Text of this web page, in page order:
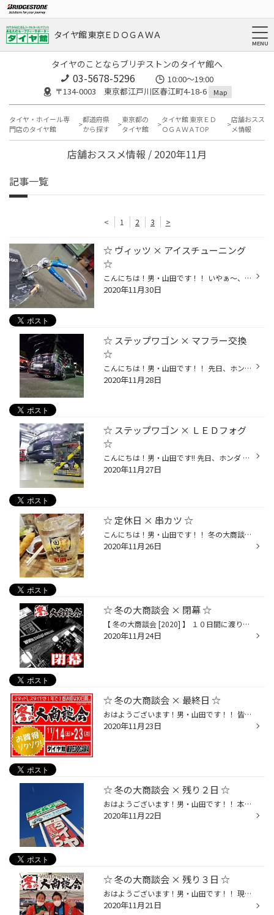
タイヤ館 東京ＥＤＯＧＡＷＡ
タイヤのことならブリヂストンのタイヤ館へ
03-5678-5296
10:00～19:00
〒134-0003 東京都江戸川区春江町4-18-6
Map
タイヤ・ホイール専
門店のタイヤ館
都道府県
から探す
東京都の
タイヤ館
タイヤ館 東京ＥＤ
ＯＧＡＷＡTOP
店舗おスス
メ情報
店舗おススメ情報 / 2020年11月
記事一覧
< 1 2 3 >
☆ ヴィッツ × アイスチューニング
☆
こんにちは！男・山田です！！ いやぁ～、皆さん！ いよいよ寒くなって来ましたね☆ 風邪には十分注意をして、 体を冷やさない様にしましょうね♪♪ ...が、しかーーーしｯ!! お車は冷やした方が調子良いんです☆(￣ー￣)v そう！巷で噂の [ アイスチューニング ] ☆☆ ・アイスワイヤー ・アイスフューズ ...
2020年11月30日
☆ ステップワゴン × マフラー交換
☆
こんにちは！男・山田です！！ 先日、ホンダ ステップワゴンの 【 マフラー交換 】 をさせて頂きました☆ 今回は...☆☆ アフェクションさんの商品!! [ 左右４本出しマフラー ] をお選び頂きました☆(^^)/ お取付前も社外マフラー装着車でしたが、 『 リアにもう少し迫力が欲しい。 』 との、オーナー様...
2020年11月28日
☆ ステップワゴン × ＬＥＤフォグ
☆
こんにちは！男・山田です!! 先日、ホンダ ステップワゴンの 【 フォグランプ交換 】 をさせて頂きました☆(^^)/ 今回も！ベロフさんの人気商品☆☆ 【 TransRay Neo 】 を オススメさせて頂きました!!(^^)/ 最近は、ホワイト or イエローに 切替えが出来る商品が非常に人気です☆ しかーもｯ！！ 両色と...
2020年11月27日
☆ 定休日 × 串カツ ☆
こんにちは！男・山田です！！ 冬の大商談会も無事終了し、 何だか久しぶりに " 普通 " の投稿です☆笑 昨日はお休みを頂いておりましたので、 【 串カツ田中 [ 西葛西店 ] 】さんに おじゃましてきました!!(^^)/ それこそセール期間中は ず～っと気を張っておりましたので、 久しぶりにゆっくり呑み...
2020年11月26日
☆ 冬の大商談会 × 閉幕 ☆
【 冬の大商談会 [2020] 】 １０日間に渡り開催させて頂きました 『 冬の大商談会 』 ですが、 昨日、お陰様で大盛況のうちに閉幕いたしました。 期間中ご来店頂きました皆さま、 また、ご協力頂きました各メーカー様 本当にありがとうございました!! 私は今、" 祭 "を終えた後特有の 『 何だか寂し...
2020年11月24日
☆ 冬の大商談会 × 最終日 ☆
おはようございます！男・山田です！！ 皆さん、いよいよｯ!! 【 冬の大商談会 [ 2020 ] 】は、 本日が最終日となります!! 長い様でアッという間だった１０日間☆ 沢山の皆さまにご来店頂き、 本当にありがたい限りであります☆☆ 最終日の本日も！ スタッフ一同全力で " 祭 " を 盛り上げて参りますの...
2020年11月23日
☆ 冬の大商談会 × 残り２日 ☆
おはようございます！男・山田です！！ 本日も天候に恵まれ、 雲一つ無い！清々しい朝ですね☆(￣ー￣)v ...よく見ると一つだけ雲有ります。笑 現在開催させて頂いております、 【 冬の大商談会 [ 2020 ] 】も、 いよいよあと２日となりました!! スタッドレスタイヤがメインの 冬の大商談会！！ 皆さ...
2020年11月22日
☆ 冬の大商談会 × 残り３日 ☆
おはようございます！男・山田です！！ 現在、絶賛開催中の！ 【 冬の大商談会 [ 2020 ] 】 ですが、 いよいよ残す所３日となりましたー!! っと言う事でｯ！！ レッドブルで気合注入しましたー!!(￣ー￣)v [ 春の周年祭 ] [ 冬の大商談会 ] と 年に２回だけの " 特大祭 " !! ☆スタッドレスが本気でお...
2020年11月21日